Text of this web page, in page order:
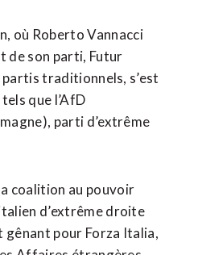
où Roberto Vannacci
de son parti, Futur
traditionnels, s’est
que l’AfD
parti d’extrême
coalition au pouvoir
d’extrême droite
pour Forza Italia,